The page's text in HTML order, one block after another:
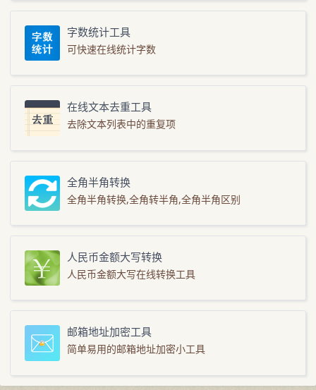
字数统计工具
可快速在线统计字数
在线文本去重工具
去除文本列表中的重复项
全角半角转换
全角半角转换,全角转半角,全角半角区别
人民币金额大写转换
人民币金额大写在线转换工具
邮箱地址加密工具
简单易用的邮箱地址加密小工具